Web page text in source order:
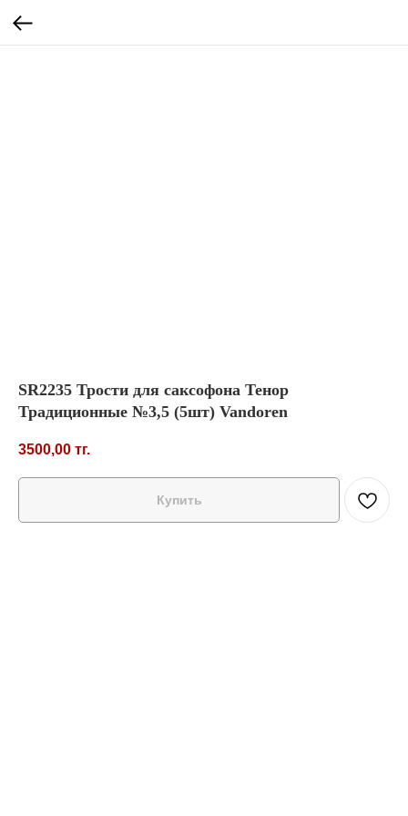
SR2235 Трости для саксофона Тенор
Традиционные №3,5 (5шт) Vandoren
3500,00 тг.
Купить